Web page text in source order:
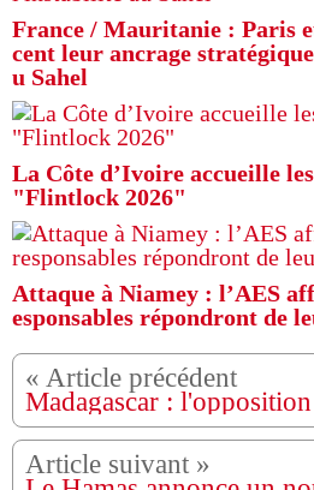
France / Mauritanie : Paris
cent leur ancrage
u Sahel
La Côte d’Ivoire accueille
"Flintlock 2026"
Attaque à Niamey : l’AES
esponsables répondront de